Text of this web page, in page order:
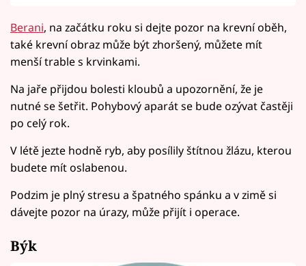
Berani, na začátku roku si dejte pozor na krevní oběh,
také krevní obraz může být zhoršený, můžete mít
menší trable s krvinkami.
Na jaře přijdou bolesti kloubů a upozornění, že je
nutné se šetřit. Pohybový aparát se bude ozývat častěji
po celý rok.
V létě jezte hodně ryb, aby posílily štítnou žlázu, kterou
budete mít oslabenou.
Podzim je plný stresu a špatného spánku a v zimě si
dávejte pozor na úrazy, může přijít i operace.
Býk